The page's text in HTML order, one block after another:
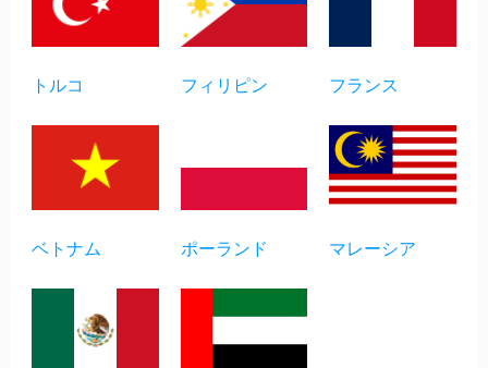
トルコ フィリピン フランス
ベトナム ポーランド マレーシア